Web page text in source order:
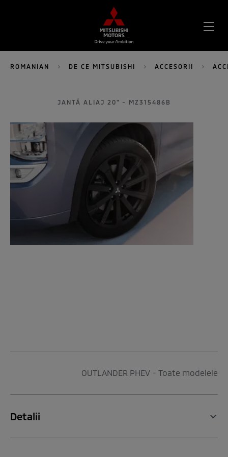
ROMANIAN DE CE MITSUBISHI ACCESORII
JANTĂ ALIAJ 20" - MZ315486B
OUTLANDER PHEV - Toate modelele
Detalii